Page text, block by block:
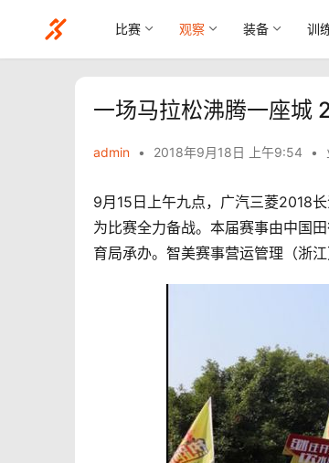
比赛 观察 装备 训
一场马拉松沸腾一座城
admin • 2018年9月18日 上午9:54 •
9月15日上午九点，广汽三菱2018
为比赛全力备战。本届赛事由中国
育局承办。智美赛事营运管理（浙